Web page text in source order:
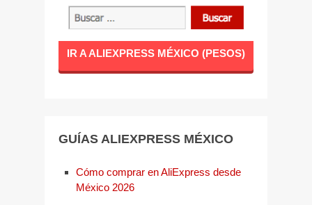
IR A ALIEXPRESS MÉXICO (PESOS)
GUÍAS ALIEXPRESS MÉXICO
Cómo comprar en AliExpress desde
México 2026